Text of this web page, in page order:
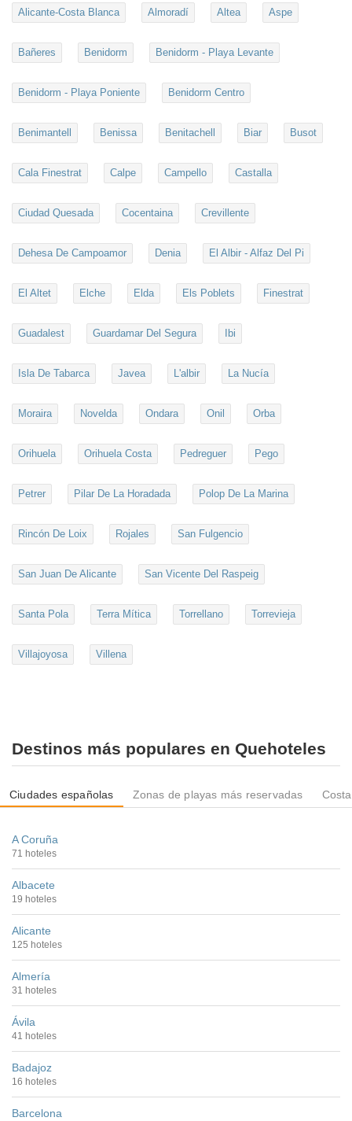
Alicante-Costa Blanca Almoradí Altea Aspe
Bañeres Benidorm Benidorm - Playa Levante
Benidorm - Playa Poniente Benidorm Centro
Benimantell Benissa Benitachell Biar Busot
Cala Finestrat Calpe Campello Castalla
Ciudad Quesada Cocentaina Crevillente
Dehesa De Campoamor Denia El Albir - Alfaz Del Pi
El Altet Elche Elda Els Poblets Finestrat
Guadalest Guardamar Del Segura Ibi
Isla De Tabarca Javea L'albir La Nucía
Moraira Novelda Ondara Onil Orba
Orihuela Orihuela Costa Pedreguer Pego
Petrer Pilar De La Horadada Polop De La Marina
Rincón De Loix Rojales San Fulgencio
San Juan De Alicante San Vicente Del Raspeig
Santa Pola Terra Mítica Torrellano Torrevieja
Villajoyosa Villena
Destinos más populares en Quehoteles
Ciudades españolas Zonas de playas más reservadas
A Coruña
71 hoteles
Albacete
19 hoteles
Alicante
125 hoteles
Almería
31 hoteles
Ávila
41 hoteles
Badajoz
16 hoteles
Barcelona